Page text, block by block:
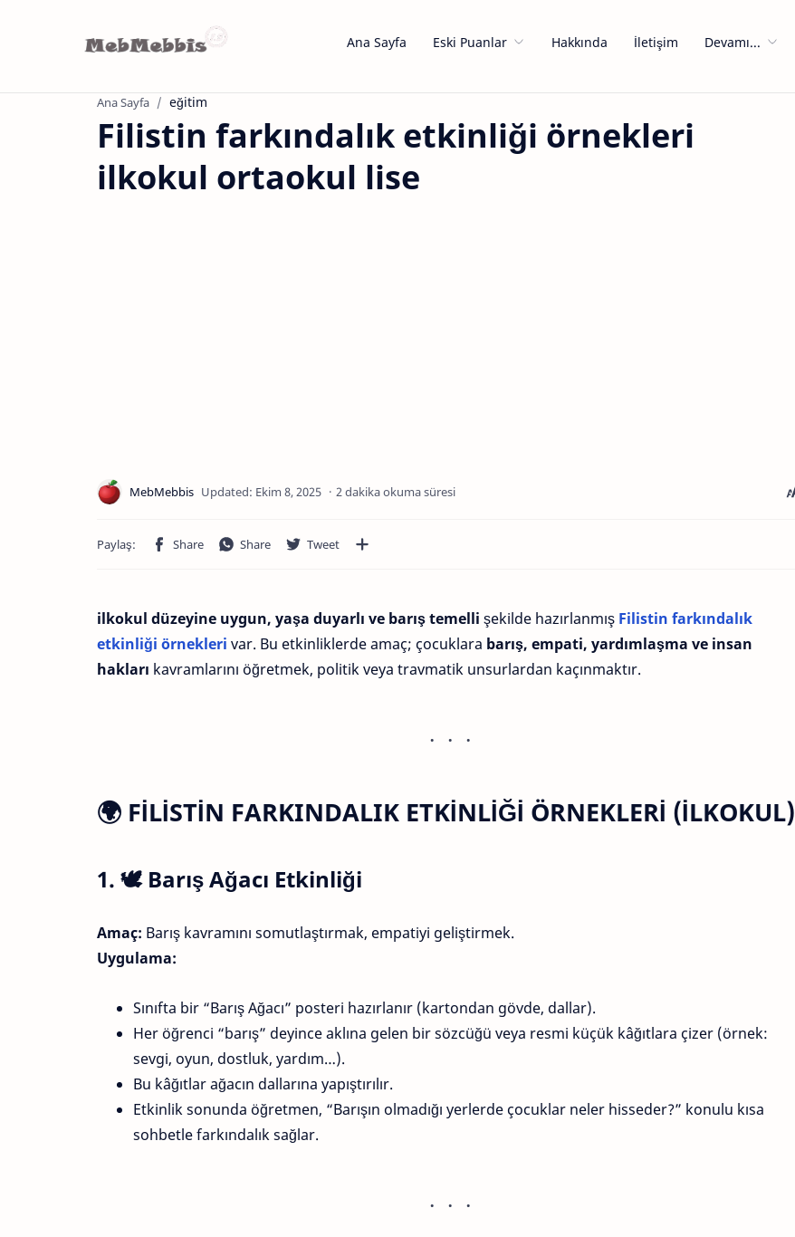
Ana Sayfa Eski Puanlar Hakkında İletişim Devamı...
Ana Sayfa eğitim
Filistin farkındalık etkinliği örnekleri
ilkokul ortaokul lise
2 dakika okuma süresi
ilkokul düzeyine uygun, yaşa duyarlı ve barış temelli şekilde hazırlanmış Filistin farkındalık
etkinliği örnekleri var. Bu etkinliklerde amaç; çocuklara barış, empati, yardımlaşma ve insan
hakları kavramlarını öğretmek, politik veya travmatik unsurlardan kaçınmaktır.
🌍 FİLİSTİN FARKINDALIK ETKİNLİĞİ ÖRNEKLERİ (İLKOKUL)
1. 🕊️ Barış Ağacı Etkinliği
Amaç: Barış kavramını somutlaştırmak, empatiyi geliştirmek.
Uygulama:
Sınıfta bir “Barış Ağacı” posteri hazırlanır (kartondan gövde, dallar).
Her öğrenci “barış” deyince aklına gelen bir sözcüğü veya resmi küçük kâğıtlara çizer (örnek:
sevgi, oyun, dostluk, yardım…).
Bu kâğıtlar ağacın dallarına yapıştırılır.
Etkinlik sonunda öğretmen, “Barışın olmadığı yerlerde çocuklar neler hisseder?” konulu kısa
sohbetle farkındalık sağlar.